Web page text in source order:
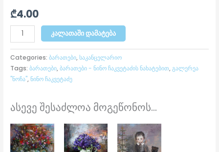
₾4.00
ᲙᲐᲚᲐᲗᲐᲨᲘ ᲓᲐᲛᲐᲢᲔᲑᲐ
Categories:ბარათები,საკანცელარიო
Tags:ბარათები,ბარათები - ნინო ჩაკვეტაძის ნახატებით,გალერეა
"ნოჩა",ნინო ჩაკვეტაძე
ასევე შესაძლოა მოგეწონოს...